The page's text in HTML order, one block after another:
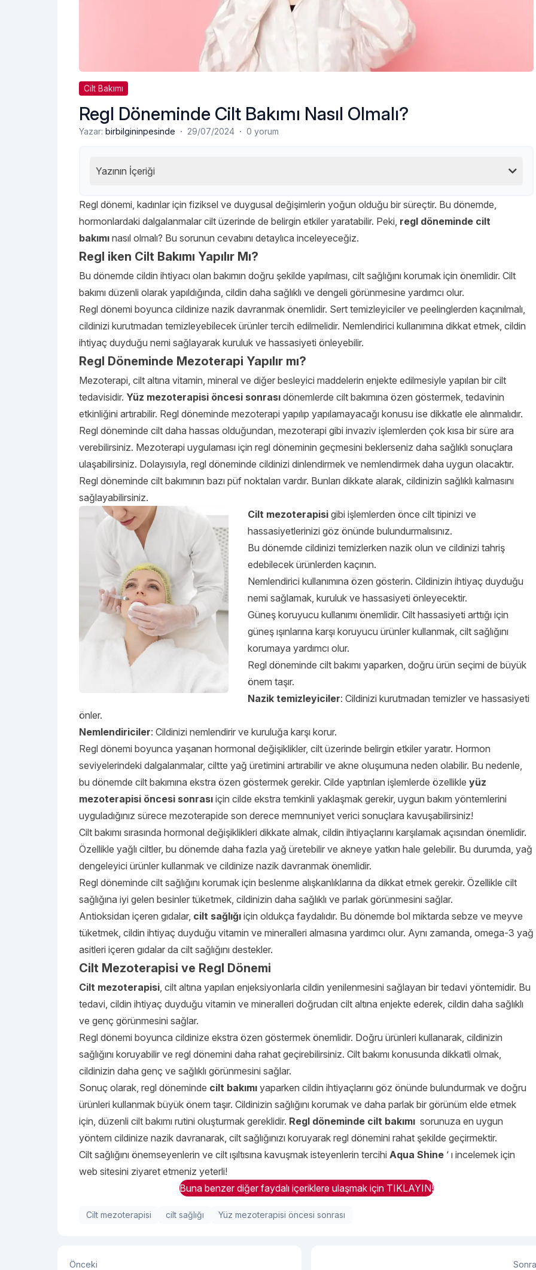
Cilt Bakımı
Regl Döneminde Cilt Bakımı Nasıl Olmalı?
Yazar: birbilgininpesinde · 29/07/2024 · 0 yorum
Yazının İçeriği
Regl dönemi, kadınlar için fiziksel ve duygusal değişimlerin yoğun olduğu bir süreçtir. Bu dönemde,
hormonlardaki dalgalanmalar cilt üzerinde de belirgin etkiler yaratabilir. Peki, regl döneminde cilt
bakımı nasıl olmalı? Bu sorunun cevabını detaylıca inceleyeceğiz.
Regl iken Cilt Bakımı Yapılır Mı?
Bu dönemde cildin ihtiyacı olan bakımın doğru şekilde yapılması, cilt sağlığını korumak için önemlidir. Cilt
bakımı düzenli olarak yapıldığında, cildin daha sağlıklı ve dengeli görünmesine yardımcı olur.
Regl dönemi boyunca cildinize nazik davranmak önemlidir. Sert temizleyiciler ve peelinglerden kaçınılmalı,
cildinizi kurutmadan temizleyebilecek ürünler tercih edilmelidir. Nemlendirici kullanımına dikkat etmek, cildin
ihtiyaç duyduğu nemi sağlayarak kuruluk ve hassasiyeti önleyebilir.
Regl Döneminde Mezoterapi Yapılır mı?
Mezoterapi, cilt altına vitamin, mineral ve diğer besleyici maddelerin enjekte edilmesiyle yapılan bir cilt
tedavisidir. Yüz mezoterapisi öncesi sonrası dönemlerde cilt bakımına özen göstermek, tedavinin
etkinliğini artırabilir. Regl döneminde mezoterapi yapılıp yapılamayacağı konusu ise dikkatle ele alınmalıdır.
Regl döneminde cilt daha hassas olduğundan, mezoterapi gibi invaziv işlemlerden çok kısa bir süre ara
verebilirsiniz. Mezoterapi uygulaması için regl döneminin geçmesini beklerseniz daha sağlıklı sonuçlara
ulaşabilirsiniz. Dolayısıyla, regl döneminde cildinizi dinlendirmek ve nemlendirmek daha uygun olacaktır.
Regl döneminde cilt bakımının bazı püf noktaları vardır. Bunları dikkate alarak, cildinizin sağlıklı kalmasını
sağlayabilirsiniz.
Cilt mezoterapisi gibi işlemlerden önce cilt tipinizi ve
hassasiyetlerinizi göz önünde bulundurmalısınız.
Bu dönemde cildinizi temizlerken nazik olun ve cildinizi tahriş
edebilecek ürünlerden kaçının.
Nemlendirici kullanımına özen gösterin. Cildinizin ihtiyaç duyduğu
nemi sağlamak, kuruluk ve hassasiyeti önleyecektir.
Güneş koruyucu kullanımı önemlidir. Cilt hassasiyeti arttığı için
güneş ışınlarına karşı koruyucu ürünler kullanmak, cilt sağlığını
korumaya yardımcı olur.
Regl döneminde cilt bakımı yaparken, doğru ürün seçimi de büyük
önem taşır.
Nazik temizleyiciler: Cildinizi kurutmadan temizler ve hassasiyeti
önler.
Nemlendiriciler: Cildinizi nemlendirir ve kuruluğa karşı korur.
Regl dönemi boyunca yaşanan hormonal değişiklikler, cilt üzerinde belirgin etkiler yaratır. Hormon
seviyelerindeki dalgalanmalar, ciltte yağ üretimini artırabilir ve akne oluşumuna neden olabilir. Bu nedenle,
bu dönemde cilt bakımına ekstra özen göstermek gerekir. Cilde yaptırılan işlemlerde özellikle yüz
mezoterapisi öncesi sonrası için cilde ekstra temkinli yaklaşmak gerekir, uygun bakım yöntemlerini
uyguladığınız sürece mezoterapide son derece memnuniyet verici sonuçlara kavuşabilirsiniz!
Cilt bakımı sırasında hormonal değişiklikleri dikkate almak, cildin ihtiyaçlarını karşılamak açısından önemlidir.
Özellikle yağlı ciltler, bu dönemde daha fazla yağ üretebilir ve akneye yatkın hale gelebilir. Bu durumda, yağ
dengeleyici ürünler kullanmak ve cildinize nazik davranmak önemlidir.
Regl döneminde cilt sağlığını korumak için beslenme alışkanlıklarına da dikkat etmek gerekir. Özellikle cilt
sağlığına iyi gelen besinler tüketmek, cildinizin daha sağlıklı ve parlak görünmesini sağlar.
Antioksidan içeren gıdalar, cilt sağlığı için oldukça faydalıdır. Bu dönemde bol miktarda sebze ve meyve
tüketmek, cildin ihtiyaç duyduğu vitamin ve mineralleri almasına yardımcı olur. Aynı zamanda, omega-3 yağ
asitleri içeren gıdalar da cilt sağlığını destekler.
Cilt Mezoterapisi ve Regl Dönemi
Cilt mezoterapisi, cilt altına yapılan enjeksiyonlarla cildin yenilenmesini sağlayan bir tedavi yöntemidir. Bu
tedavi, cildin ihtiyaç duyduğu vitamin ve mineralleri doğrudan cilt altına enjekte ederek, cildin daha sağlıklı
ve genç görünmesini sağlar.
Regl dönemi boyunca cildinize ekstra özen göstermek önemlidir. Doğru ürünleri kullanarak, cildinizin
sağlığını koruyabilir ve regl dönemini daha rahat geçirebilirsiniz. Cilt bakımı konusunda dikkatli olmak,
cildinizin daha genç ve sağlıklı görünmesini sağlar.
Sonuç olarak, regl döneminde cilt bakımı yaparken cildin ihtiyaçlarını göz önünde bulundurmak ve doğru
ürünleri kullanmak büyük önem taşır. Cildinizin sağlığını korumak ve daha parlak bir görünüm elde etmek
için, düzenli cilt bakımı rutini oluşturmak gereklidir. Regl döneminde cilt bakımı sorunuza en uygun
yöntem cildinize nazik davranarak, cilt sağlığınızı koruyarak regl dönemini rahat şekilde geçirmektir.
Cilt sağlığını önemseyenlerin ve cilt ışıltısına kavuşmak isteyenlerin tercihi Aqua Shine ‘ ı incelemek için
web sitesini ziyaret etmeniz yeterli!
Buna benzer diğer faydalı içeriklere ulaşmak için TIKLAYIN!
Cilt mezoterapisi cilt sağlığı Yüz mezoterapisi öncesi sonrası
Önceki